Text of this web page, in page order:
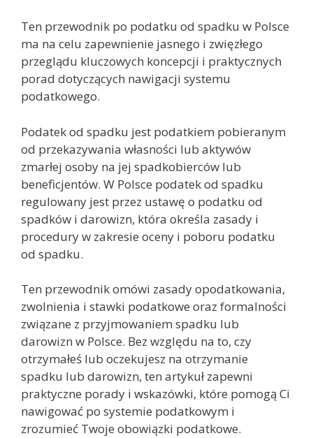
Ten przewodnik po podatku od spadku w Polsce
ma na celu zapewnienie jasnego i zwięzłego
przeglądu kluczowych koncepcji i praktycznych
porad dotyczących nawigacji systemu
podatkowego.
Podatek od spadku jest podatkiem pobieranym
od przekazywania własności lub aktywów
zmarłej osoby na jej spadkobierców lub
beneficjentów. W Polsce podatek od spadku
regulowany jest przez ustawę o podatku od
spadków i darowizn, która określa zasady i
procedury w zakresie oceny i poboru podatku
od spadku.
Ten przewodnik omówi zasady opodatkowania,
zwolnienia i stawki podatkowe oraz formalności
związane z przyjmowaniem spadku lub
darowizn w Polsce. Bez względu na to, czy
otrzymałeś lub oczekujesz na otrzymanie
spadku lub darowizn, ten artykuł zapewni
praktyczne porady i wskazówki, które pomogą Ci
nawigować po systemie podatkowym i
zrozumieć Twoje obowiązki podatkowe.